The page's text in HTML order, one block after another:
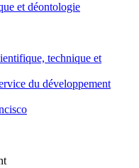
et déontologie
technique et
du développement